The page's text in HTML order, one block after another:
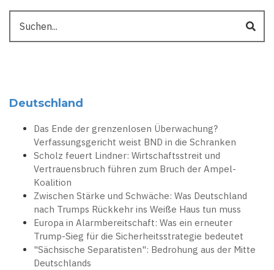
Deutschland
Das Ende der grenzenlosen Überwachung?
Verfassungsgericht weist BND in die Schranken
Scholz feuert Lindner: Wirtschaftsstreit und
Vertrauensbruch führen zum Bruch der Ampel-
Koalition
Zwischen Stärke und Schwäche: Was Deutschland
nach Trumps Rückkehr ins Weiße Haus tun muss
Europa in Alarmbereitschaft: Was ein erneuter
Trump-Sieg für die Sicherheitsstrategie bedeutet
"Sächsische Separatisten": Bedrohung aus der Mitte
Deutschlands